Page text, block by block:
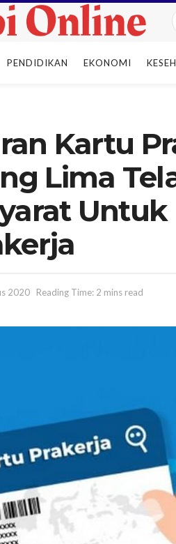
PENDIDIKAN EKONOMI
Kartu
Lima
2020 Reading Time: 2 mins read